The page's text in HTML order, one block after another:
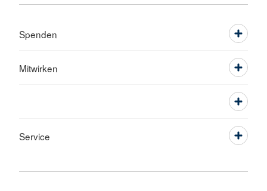
Spenden
Mitwirken
Service